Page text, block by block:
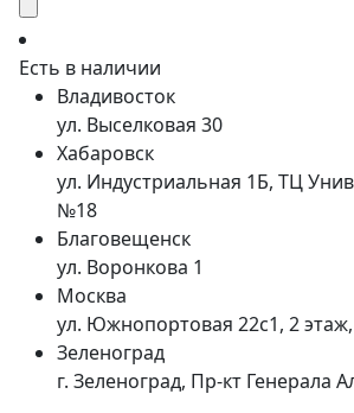
Есть в наличии
Владивосток
ул. Выселковая 30
Хабаровск
ул. Индустриальная 1Б, ТЦ
№18
Благовещенск
ул. Воронкова 1
Москва
ул. Южнопортовая 22с1, 2
Зеленоград
г. Зеленоград, Пр-кт Генерала